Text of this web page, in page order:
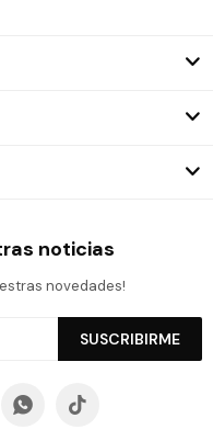
noticias
novedades!
SUSCRIBIRME
 